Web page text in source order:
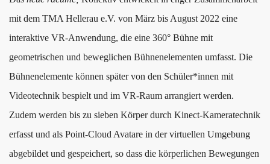
mit dem TMA Hellerau e.V. von März bis August 2022 eine
interaktive VR-Anwendung, die eine 360° Bühne mit
geometrischen und beweglichen Bühnenelementen umfasst. Die
Bühnenelemente können später von den Schüler*innen mit
Videotechnik bespielt und im VR-Raum arrangiert werden.
Zudem werden bis zu sieben Körper durch Kinect-Kameratechnik
erfasst und als Point-Cloud Avatare in der virtuellen Umgebung
abgebildet und gespeichert, so dass die körperlichen Bewegungen